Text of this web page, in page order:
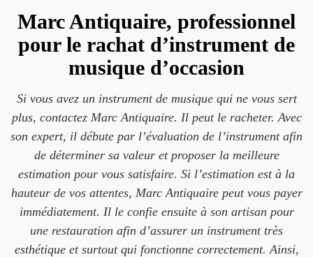
Marc Antiquaire, professionnel
pour le rachat d’instrument de
musique d’occasion
Si vous avez un instrument de musique qui ne vous sert
plus, contactez Marc Antiquaire. Il peut le racheter. Avec
son expert, il débute par l’évaluation de l’instrument afin
de déterminer sa valeur et proposer la meilleure
estimation pour vous satisfaire. Si l’estimation est à la
hauteur de vos attentes, Marc Antiquaire peut vous payer
immédiatement. Il le confie ensuite à son artisan pour
une restauration afin d’assurer un instrument très
esthétique et surtout qui fonctionne correctement. Ainsi,